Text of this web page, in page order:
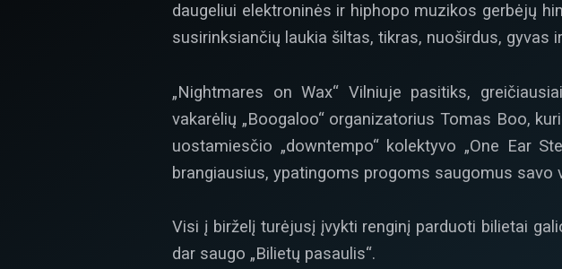
daugeliui elektroninės ir hiphopo muzikos gerbėjų
susirinksiančių laukia šiltas, tikras, nuoširdus, gyvas
„Nightmares on Wax“ Vilniuje pasitiks,
vakarėlių „Boogaloo“ organizatorius Tomas Boo,
uostamiesčio „downtempo“ kolektyvo „One Ear
brangiausius, ypatingoms progoms saugomus savo
Visi į birželį turėjusį įvykti renginį parduoti bilietai
dar saugo „Bilietų pasaulis“.